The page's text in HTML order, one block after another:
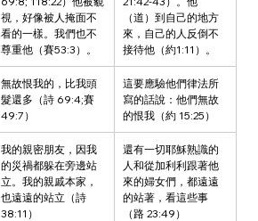
視，好像被人掩面不
看的一樣。我們也不
尊重他（賽53:3）。
（道）到自己的地方
來，自己的人反倒不
接待他（約1:11）。
無故恨我的，比我頭
髮還多（詩 69:4;賽
49:7）
這要應驗他們律法所
寫的話說：他們無故
的恨我（約 15:25）
我的親密朋友，因我
的災禍都躲在旁邊站
立。我的親戚本家，
也遠遠的站立（詩
38:11）
還有一切耶穌熟識的
人和從加利利跟著他
來的婦女們，都遠遠
的站著，看這些事
（路 23:49）